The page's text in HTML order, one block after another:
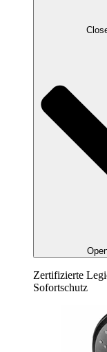
Zertifizierte
Sofortschutz